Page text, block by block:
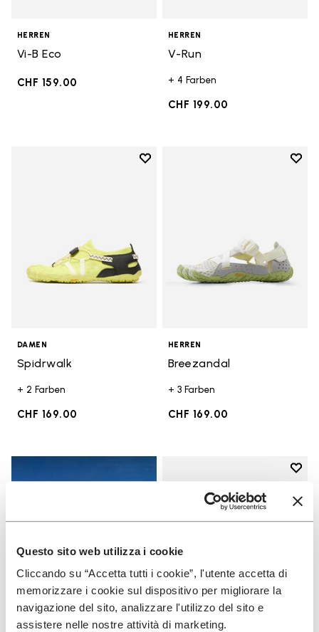
Questo sito web utilizza i cookie
Cliccando su “Accetta tutti i cookie”, l'utente accetta di
memorizzare i cookie sul dispositivo per migliorare la
navigazione del sito, analizzare l'utilizzo del sito e
assistere nelle nostre attività di marketing.
HERREN
Vi-B Eco
CHF 159.00
HERREN
V-Run
+ 4 Farben
CHF 199.00
Add to wishlist
DAMEN
Spidrwalk
+ 2 Farben
CHF 169.00
Add
HERREN
Breezandal
+ 3 Farben
CHF 169.00
Add